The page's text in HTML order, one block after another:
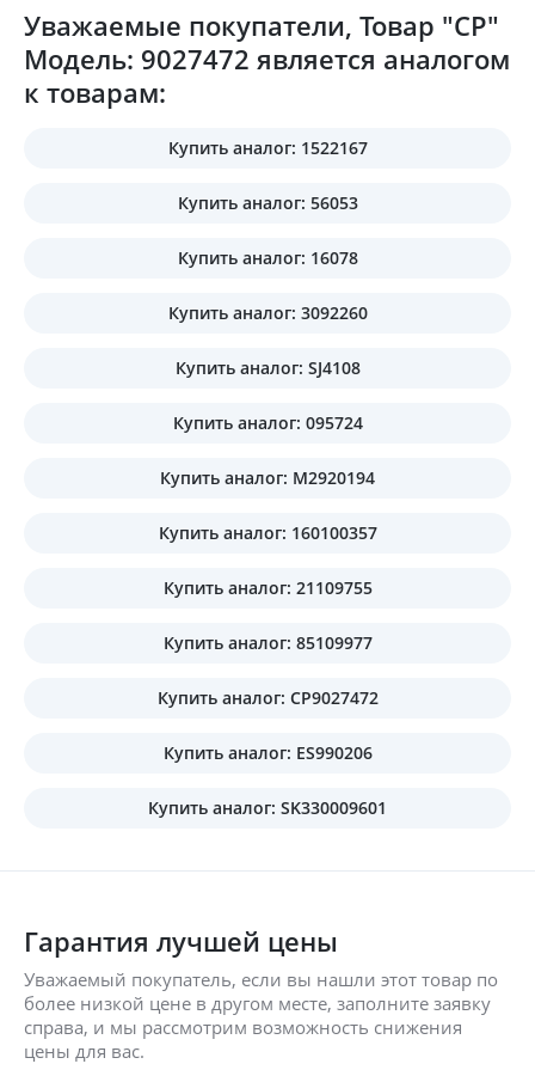
Уважаемые покупатели, Товар "CP"
Модель: 9027472 является аналогом
к товарам:
Купить аналог: 1522167
Купить аналог: 56053
Купить аналог: 16078
Купить аналог: 3092260
Купить аналог: SJ4108
Купить аналог: 095724
Купить аналог: M2920194
Купить аналог: 160100357
Купить аналог: 21109755
Купить аналог: 85109977
Купить аналог: CP9027472
Купить аналог: ES990206
Купить аналог: SK330009601
Гарантия лучшей цены
Уважаемый покупатель, если вы нашли этот товар по
более низкой цене в другом месте, заполните заявку
справа, и мы рассмотрим возможность снижения
цены для вас.